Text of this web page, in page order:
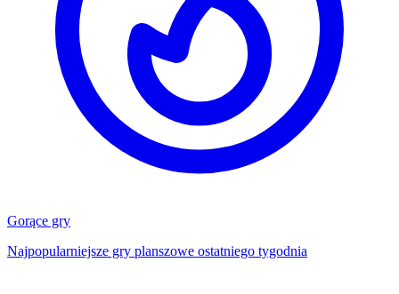
Gorące gry
Najpopularniejsze gry planszowe ostatniego tygodnia